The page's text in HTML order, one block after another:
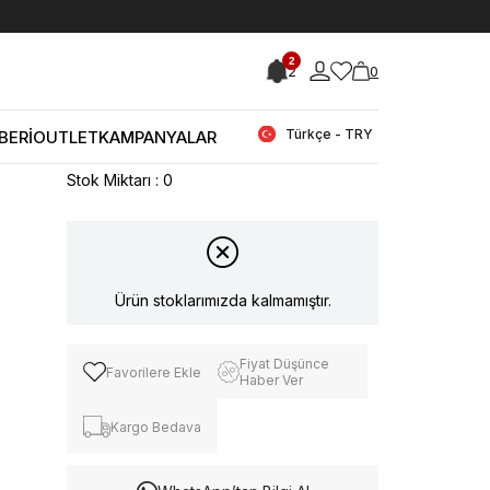
2
2 0
Türkçe - TRY
OUTLETKAMPANYALAR
< < Önceki Sayfaya Dön
Guess Kadın Vegan Beyaz-Siyah Spor
Stok Miktarı : 0
Ürün stoklarımızda kalmamıştır.
Favorilere Ekle
Fiyat Düşünce
Haber Ver
Kargo Bedava